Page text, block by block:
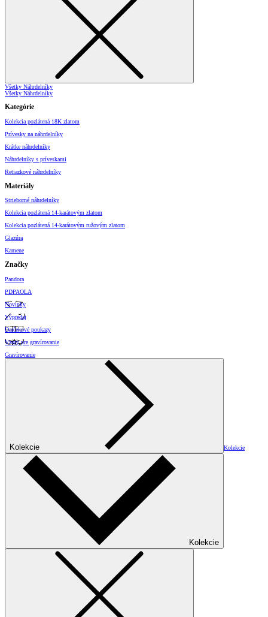
Všetky Náhrdelníky
Všetky Náhrdelníky
Kategórie
Kolekcia pozlátená 18K zlatom
Prívesky na náhrdelníky
Krátke náhrdelníky
Náhrdelníky s príveskami
Retiazkové náhrdelníky
Materiály
Strieborné náhrdelníky
Kolekcia pozlátená 14-karátovým zlatom
Kolekcia pozlátená 14-karátovým ružovým zlatom
Glazúra
Kamene
Značky
Pandora
PDPAOLA
Novinky
Výpredaj
Darčekové poukazy
Vzory pre gravírovanie
Gravírovanie
Kolekcie Kolekcie
Kolekcie